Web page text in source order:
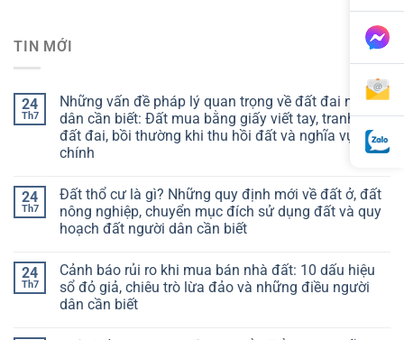
TIN MỚI
24
Th7
Những vấn đề pháp lý quan trọng về đất đai người
dân cần biết: Đất mua bằng giấy viết tay, tranh chấp
đất đai, bồi thường khi thu hồi đất và nghĩa vụ tài
chính
24
Th7
Đất thổ cư là gì? Những quy định mới về đất ở, đất
nông nghiệp, chuyển mục đích sử dụng đất và quy
hoạch đất người dân cần biết
24
Th7
Cảnh báo rủi ro khi mua bán nhà đất: 10 dấu hiệu
sổ đỏ giả, chiêu trò lừa đảo và những điều người
dân cần biết